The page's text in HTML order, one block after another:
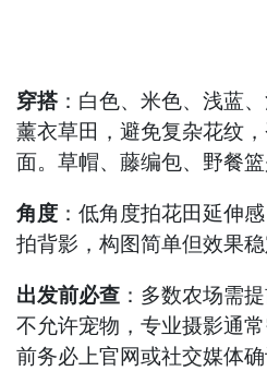
穿搭：白色、米色、浅蓝
薰衣草田，避免复杂花纹
面。草帽、藤编包、野餐篮
角度 ：低角度拍花田延伸
拍背影，构图简单但效果稳
出发前必查 ：多数农场需
不允许宠物，专业摄影通
前务必上官网或社交媒体